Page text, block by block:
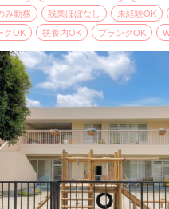
み勤務 残業ほぼなし 未経験OK
クOK 扶養内OK ブランクOK